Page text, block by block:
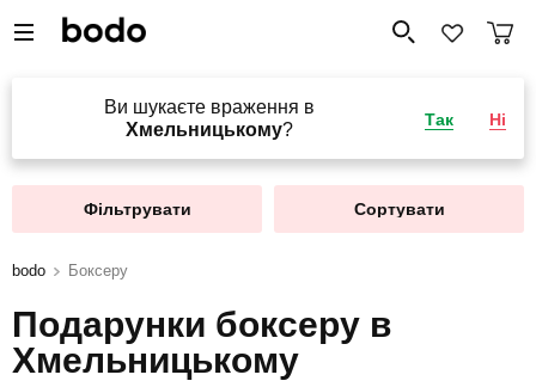
Ви шукаєте враження в
Хмельницькому?
Так Ні
Фільтрувати Сортувати
bodo Боксеру
Подарунки боксеру в
Хмельницькому